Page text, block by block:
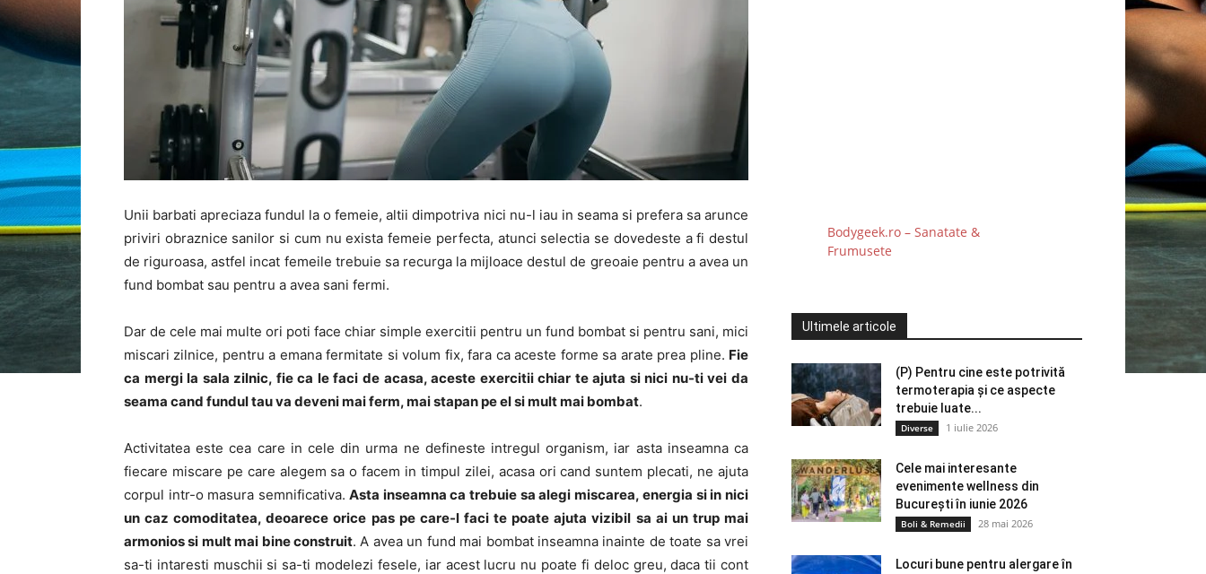
Unii barbati apreciaza fundul la o femeie, altii dimpotriva nici nu-l iau in seama si prefera sa arunce
priviri obraznice sanilor si cum nu exista femeie perfecta, atunci selectia se dovedeste a fi destul
de riguroasa, astfel incat femeile trebuie sa recurga la mijloace destul de greoaie pentru a avea un
fund bombat sau pentru a avea sani fermi.
Dar de cele mai multe ori poti face chiar simple exercitii pentru un fund bombat si pentru sani, mici
miscari zilnice, pentru a emana fermitate si volum fix, fara ca aceste forme sa arate prea pline. Fie
ca mergi la sala zilnic, fie ca le faci de acasa, aceste exercitii chiar te ajuta si nici nu-ti vei da
seama cand fundul tau va deveni mai ferm, mai stapan pe el si mult mai bombat.
Activitatea este cea care in cele din urma ne defineste intregul organism, iar asta inseamna ca
fiecare miscare pe care alegem sa o facem in timpul zilei, acasa ori cand suntem plecati, ne ajuta
corpul intr-o masura semnificativa. Asta inseamna ca trebuie sa alegi miscarea, energia si in nici
un caz comoditatea, deoarece orice pas pe care-l faci te poate ajuta vizibil sa ai un trup mai
armonios si mult mai bine construit. A avea un fund mai bombat inseamna inainte de toate sa vrei
sa-ti intaresti muschii si sa-ti modelezi fesele, iar acest lucru nu poate fi deloc greu, daca tii cont
Bodygeek.ro – Sanatate &
Frumusete
Ultimele articole
(P) Pentru cine este potrivită
termoterapia și ce aspecte
trebuie luate...
Diverse 1 iulie 2026
Cele mai interesante
evenimente wellness din
București în iunie 2026
Boli & Remedii 28 mai 2026
Locuri bune pentru alergare în